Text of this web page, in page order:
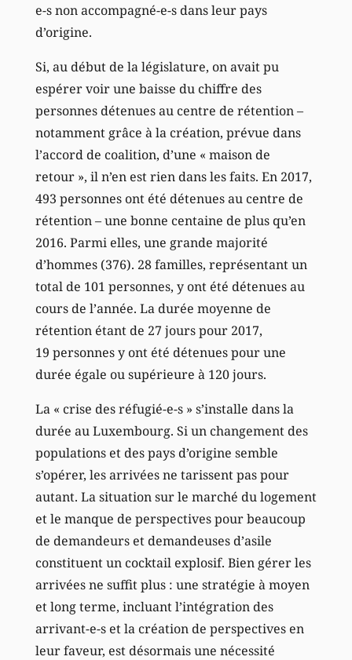
e-s non accompagné-e-s dans leur pays
d’origine.
Si, au début de la législature, on avait pu
espérer voir une baisse du chiffre des
personnes détenues au centre de rétention –
notamment grâce à la création, prévue dans
l’accord de coalition, d’une « maison de
retour », il n’en est rien dans les faits. En 2017,
493 personnes ont été détenues au centre de
rétention – une bonne centaine de plus qu’en
2016. Parmi elles, une grande majorité
d’hommes (376). 28 familles, représentant un
total de 101 personnes, y ont été détenues au
cours de l’année. La durée moyenne de
rétention étant de 27 jours pour 2017,
19 personnes y ont été détenues pour une
durée égale ou supérieure à 120 jours.
La « crise des réfugié-e-s » s’installe dans la
durée au Luxembourg. Si un changement des
populations et des pays d’origine semble
s’opérer, les arrivées ne tarissent pas pour
autant. La situation sur le marché du logement
et le manque de perspectives pour beaucoup
de demandeurs et demandeuses d’asile
constituent un cocktail explosif. Bien gérer les
arrivées ne suffit plus : une stratégie à moyen
et long terme, incluant l’intégration des
arrivant-e-s et la création de perspectives en
leur faveur, est désormais une nécessité